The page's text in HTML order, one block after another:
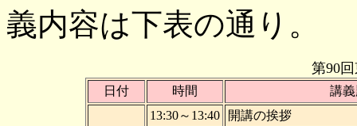
義内容は下表の通り。
第90
日付 時間 講
13:30～13:40 開講の挨拶